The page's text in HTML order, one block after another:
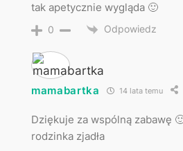
tak apetycznie wygląda 🙂
0 Odpowiedz
mamabartka 14 lata temu
Dziękuje za wspólną zabawę
rodzinka zjadła